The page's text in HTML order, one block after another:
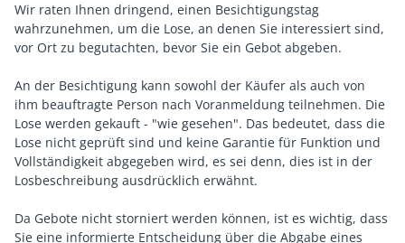
Wir raten Ihnen dringend, einen Besichtigungstag
wahrzunehmen, um die Lose, an denen Sie interessiert sind,
vor Ort zu begutachten, bevor Sie ein Gebot abgeben.
An der Besichtigung kann sowohl der Käufer als auch von
ihm beauftragte Person nach Voranmeldung teilnehmen. Die
Lose werden gekauft - "wie gesehen". Das bedeutet, dass die
Lose nicht geprüft sind und keine Garantie für Funktion und
Vollständigkeit abgegeben wird, es sei denn, dies ist in der
Losbeschreibung ausdrücklich erwähnt.
Da Gebote nicht storniert werden können, ist es wichtig, dass
Sie eine informierte Entscheidung über die Abgabe eines